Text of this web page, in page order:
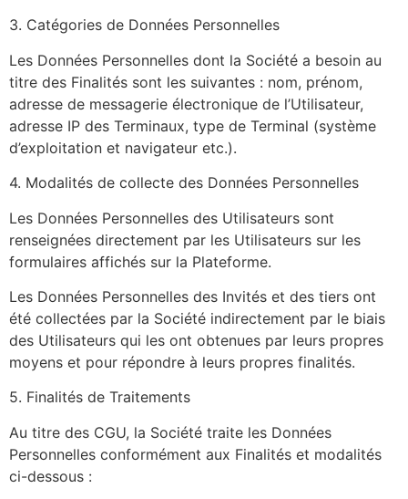
3. Catégories de Données Personnelles
Les Données Personnelles dont la Société a besoin au
titre des Finalités sont les suivantes : nom, prénom,
adresse de messagerie électronique de l’Utilisateur,
adresse IP des Terminaux, type de Terminal (système
d’exploitation et navigateur etc.).
4. Modalités de collecte des Données Personnelles
Les Données Personnelles des Utilisateurs sont
renseignées directement par les Utilisateurs sur les
formulaires affichés sur la Plateforme.
Les Données Personnelles des Invités et des tiers ont
été collectées par la Société indirectement par le biais
des Utilisateurs qui les ont obtenues par leurs propres
moyens et pour répondre à leurs propres finalités.
5. Finalités de Traitements
Au titre des CGU, la Société traite les Données
Personnelles conformément aux Finalités et modalités
ci-dessous :